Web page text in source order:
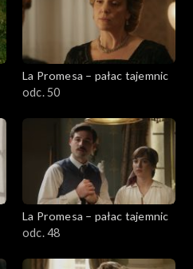
La Promesa – pałac tajemnic
odc. 50
La Promesa – pałac tajemnic
odc. 48